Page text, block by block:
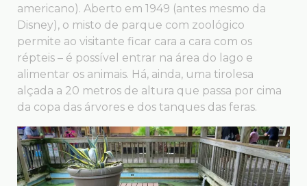
americano). Aberto em 1949 (antes mesmo da
Disney), o misto de parque com zoológico
permite ao visitante ficar cara a cara com os
répteis – é possível entrar na área do lago e
alimentar os animais. Há, ainda, uma tirolesa
alçada a 20 metros de altura que passa por cima
da copa das árvores e dos tanques das feras.